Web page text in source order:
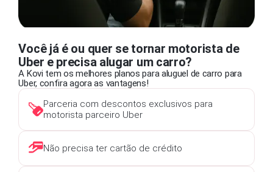
Você já é ou quer se tornar motorista de
Uber e precisa alugar um carro?
A Kovi tem os melhores planos para aluguel de carro para
Uber, confira agora as vantagens!
Parceria com descontos exclusivos para
motorista parceiro Uber
Não precisa ter cartão de crédito